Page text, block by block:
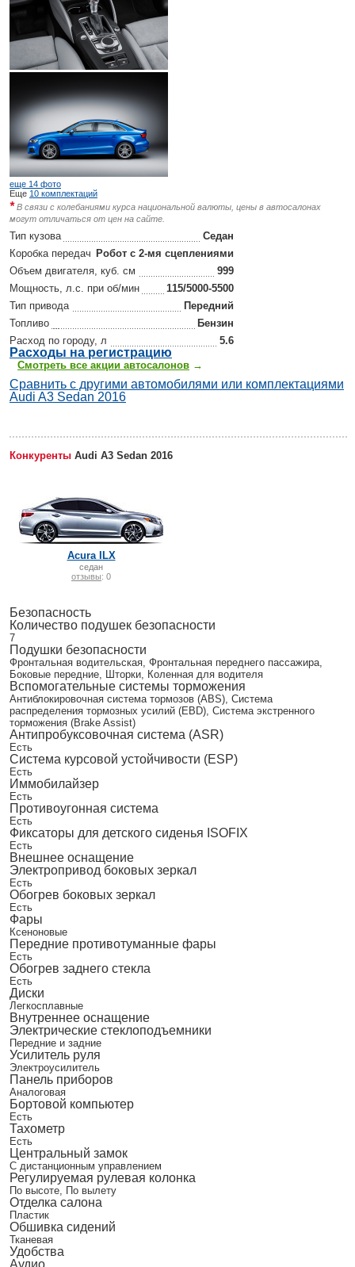
еще 14 фото
Еще 10 комплектаций
* В связи с колебаниями курса национальной валюты, цены в автосалонах
могут отличаться от цен на сайте.
Тип кузова
Седан
Коробка передач Робот с 2-мя сцеплениями
Объем двигателя, куб. см
999
Мощность, л.с. при об/мин
115/5000-5500
Тип привода
Передний
Топливо
Бензин
Расход по городу, л
5.6
Расходы на регистрацию
Смотреть все акции автосалонов →
Сравнить с другими автомобилями или комплектациями
Audi A3 Sedan 2016
Конкуренты Audi A3 Sedan 2016
Acura ILX
седан
отзывы: 0
Безопасность
Количество подушек безопасности
7
Подушки безопасности
Фронтальная водительская, Фронтальная переднего пассажира,
Боковые передние, Шторки, Коленная для водителя
Вспомогательные системы торможения
Антиблокировочная система тормозов (ABS), Система
распределения тормозных усилий (EBD), Система экстренного
торможения (Brake Assist)
Антипробуксовочная система (ASR)
Есть
Система курсовой устойчивости (ESP)
Есть
Иммобилайзер
Есть
Противоугонная система
Есть
Фиксаторы для детского сиденья ISOFIX
Есть
Внешнее оснащение
Электропривод боковых зеркал
Есть
Обогрев боковых зеркал
Есть
Фары
Ксеноновые
Передние противотуманные фары
Есть
Обогрев заднего стекла
Есть
Диски
Легкосплавные
Внутреннее оснащение
Электрические стеклоподъемники
Передние и задние
Усилитель руля
Электроусилитель
Панель приборов
Аналоговая
Бортовой компьютер
Есть
Тахометр
Есть
Центральный замок
С дистанционным управлением
Регулируемая рулевая колонка
По высоте, По вылету
Отделка салона
Пластик
Обшивка сидений
Тканевая
Удобства
Аудио